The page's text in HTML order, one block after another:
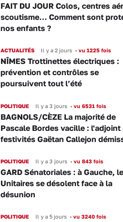
FAIT DU JOUR Colos, centres
scoutisme… Comment sont
nos enfants ?
ACTUALITÉS Il y a 2 jours •vu 1225 fois
NÎMES Trottinettes électriques :
prévention et contrôles se
poursuivent tout l’été
POLITIQUE Il y a 3 jours •vu 6531 fois
BAGNOLS/CÈZE La majorité de
Pascale Bordes vacille : l'adjoint
festivités Gaëtan Callejon
POLITIQUE Il y a 3 jours •vu 843 fois
GARD Sénatoriales : à Gauche,
Unitaires se désolent face à la
désunion
POLITIQUE Il y a 5 jours •vu 3240 fois